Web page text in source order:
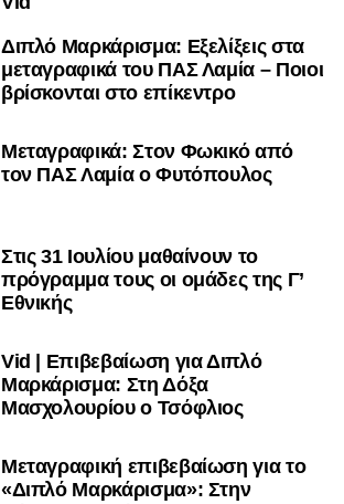
Διπλό Μαρκάρισμα: Εξελίξεις στα
μεταγραφικά του ΠΑΣ Λαμία – Ποιοι
βρίσκονται στο επίκεντρο
Μεταγραφικά: Στον Φωκικό από
τον ΠΑΣ Λαμία ο Φυτόπουλος
Στις 31 Ιουλίου μαθαίνουν το
πρόγραμμα τους οι ομάδες της Γ’
Εθνικής
Vid | Επιβεβαίωση για Διπλό
Μαρκάρισμα: Στη Δόξα
Μασχολουρίου ο Τσόφλιος
Μεταγραφική επιβεβαίωση για το
«Διπλό Μαρκάρισμα»: Στην